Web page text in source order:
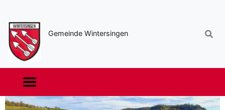
Gemeinde Wintersingen
Navigation